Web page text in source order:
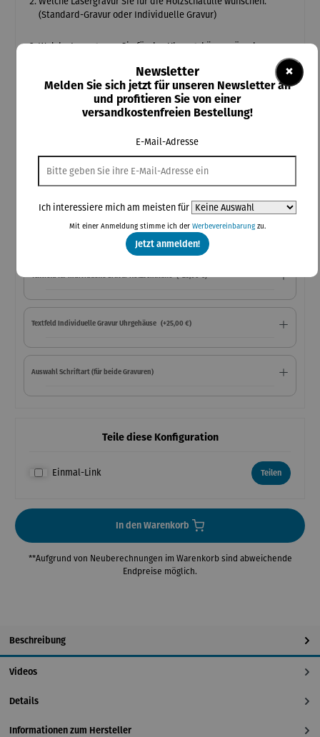
(Standard-Gravur oder Individuelle Gravur)
Welche Lasergravur Sie für das Uhrengehäuse wünschen.
Welche Schriftart für die individuellen Gravuren verwendet
werden soll.
Auswahl Standard Gravur Holzschatulle (+25,00 €)
Textfeld Individuelle Gravur Uhrgehäuse (+25,00 €)
Auswahl Schriftart (für beide Gravuren)
Teile diese Konfiguration
Einmal-Link Teilen
In den Warenkorb
**Aufgrund von Neuberechnungen im Warenkorb sind abweichende
Endpreise möglich.
Beschreibung
Videos
Details
Informationen zum Hersteller
×
Newsletter
Melden Sie sich jetzt für unseren Newsletter an
und profitieren Sie von einer
versandkostenfreien Bestellung!
E-Mail-Adresse
Ich interessiere mich am meisten für
Mit einer Anmeldung stimme ich der Werbevereinbarungzu.
Jetzt anmelden!